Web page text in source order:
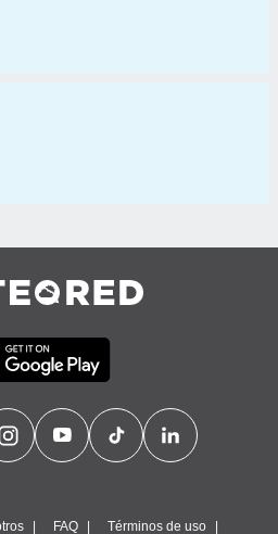
FAQ Términos de uso